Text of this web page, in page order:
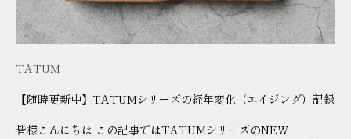
TATUM
【随時更新中】TATUMシリーズの経年変化（エイジング）記録
皆様こんにちは この記事ではTATUMシリーズのNEW